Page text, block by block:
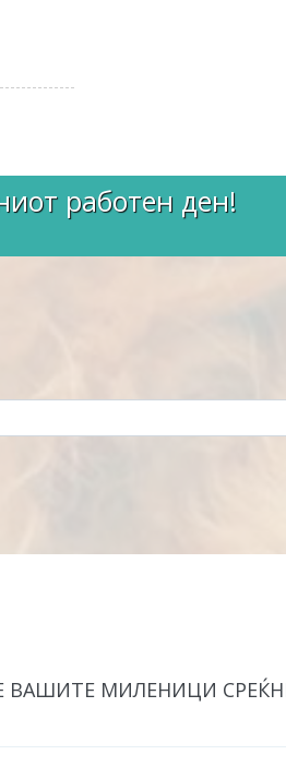
работен ден!
ВАШИТЕ МИЛЕНИЦИ